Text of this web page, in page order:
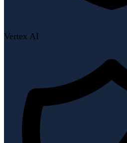
Vertex AI